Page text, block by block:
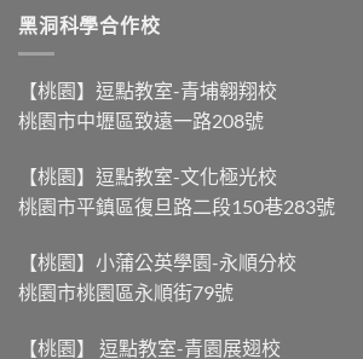
黑洞科學合作校
【桃園】逗點教室-青埔翱翔校
桃園市中壢區致遠一路208號
【桃園】逗點教室-文化極光校
桃園市平鎮區復旦路二段150巷283號
【桃園】小蒲公英學園-永順分校
桃園市桃園區永順街79號
【桃園】 逗點教室-青園展翅校